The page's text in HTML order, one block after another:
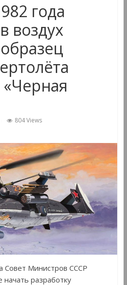
года
воздух
804 Views
Совет Министров СССР
начать разработку